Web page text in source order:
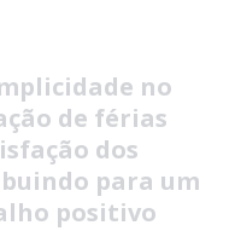
no
de férias
dos
para um
positivo